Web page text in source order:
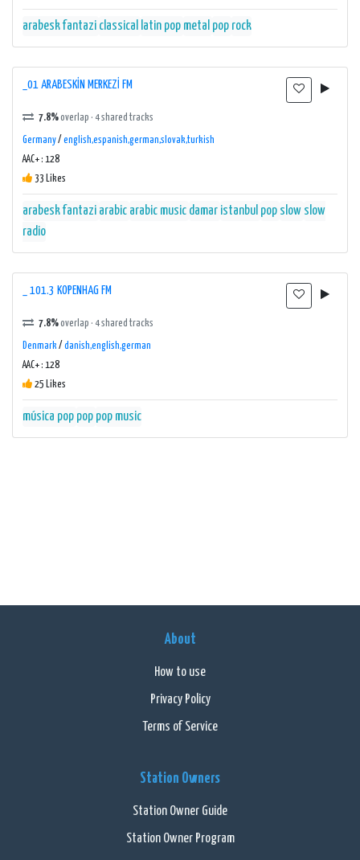
arabesk fantazi classical latin pop metal pop rock
_01 ARABESKİN MERKEZİ FM
7.8%overlap · 4 shared tracks
Germany/ english,espanish,german,slovak,turkish
AAC+ : 128
33 Likes
arabesk fantazi arabic arabic music damar istanbul pop slow slow
radio
_ 101.3 KOPENHAG FM
7.8%overlap · 4 shared tracks
Denmark / danish,english,german
AAC+ : 128
25 Likes
música pop pop pop music
About
How to use
Privacy Policy
Terms of Service
Station Owners
Station Owner Guide
Station Owner Program